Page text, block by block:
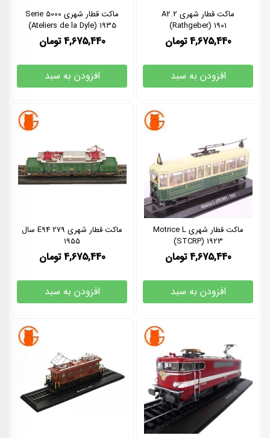
ماکت قطار شهری A2.2
(Rathgeber) 1901
4,675,440 تومان
افزودن به سبد
ماکت قطار شهری Serie 5000
(Ateliers de la Dyle) 1935
4,675,440 تومان
افزودن به سبد
ماکت قطار شهری Motrice L
(STCRP) 1923
4,675,440 تومان
افزودن به سبد
ماکت قطار شهری E94 279 سال
1955
4,675,440 تومان
افزودن به سبد